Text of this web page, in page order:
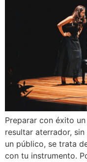
Preparar con éxito
resultar aterrador,
un público, se trata
con tu instrumento.